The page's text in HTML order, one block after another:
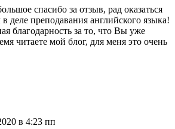
спасибо за отзыв, рад оказаться
деле преподавания английского языка!
благодарность за то, что Вы уже
читаете мой блог, для меня это очень
в 4:23 пп